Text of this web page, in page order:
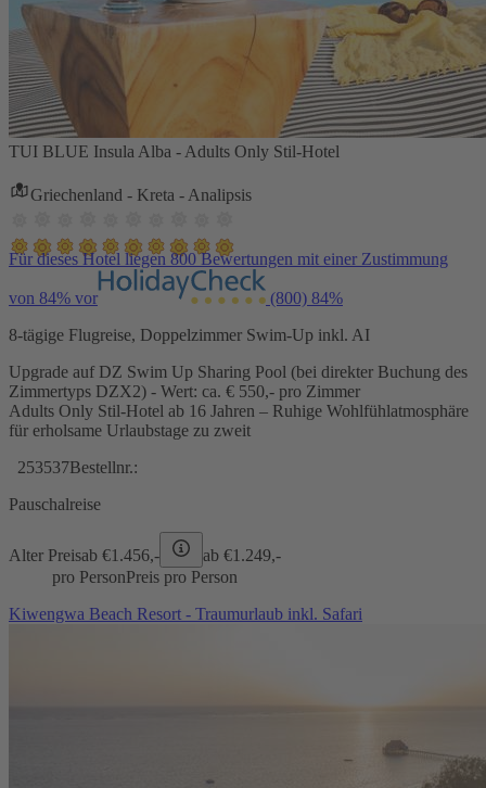
TUI BLUE Insula Alba - Adults Only Stil-Hotel
Griechenland - Kreta - Analipsis
Für dieses Hotel liegen 800 Bewertungen mit einer Zustimmung
von 84% vor (800) 84%
8-tägige Flugreise, Doppelzimmer Swim-Up inkl. AI
Upgrade auf DZ Swim Up Sharing Pool (bei direkter Buchung des
Zimmertyps DZX2) - Wert: ca. € 550,- pro Zimmer
Adults Only Stil-Hotel ab 16 Jahren – Ruhige Wohlfühlatmosphäre
für erholsame Urlaubstage zu zweit
253537Bestellnr.:
Pauschalreise
Alter Preisab €1.456,- ab €1.249,-
pro PersonPreis pro Person
Kiwengwa Beach Resort - Traumurlaub inkl. Safari